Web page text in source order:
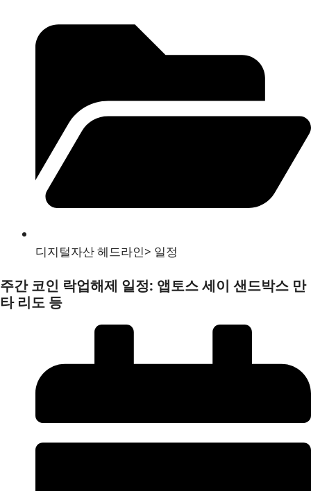
디지털자산 헤드라인> 일정
주간 코인 락업해제 일정: 앱토스 세이 샌드박스 만
타 리도 등